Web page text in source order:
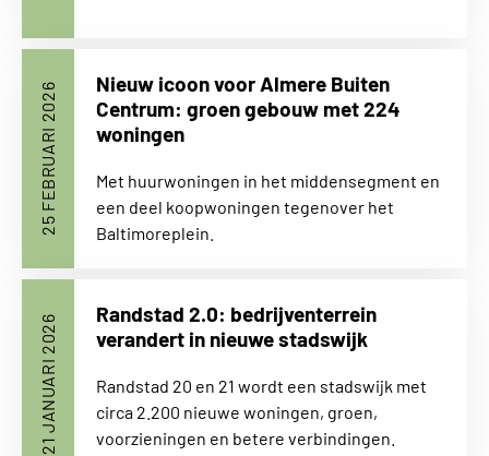
Nieuw icoon voor Almere Buiten
Centrum: groen gebouw met 224
woningen
25 FEBRUARI 2026
Met huurwoningen in het middensegment en
een deel koopwoningen tegenover het
Baltimoreplein.
Randstad 2.0: bedrijventerrein
verandert in nieuwe stadswijk
21 JANUARI 2026
Randstad 20 en 21 wordt een stadswijk met
circa 2.200 nieuwe woningen, groen,
voorzieningen en betere verbindingen.